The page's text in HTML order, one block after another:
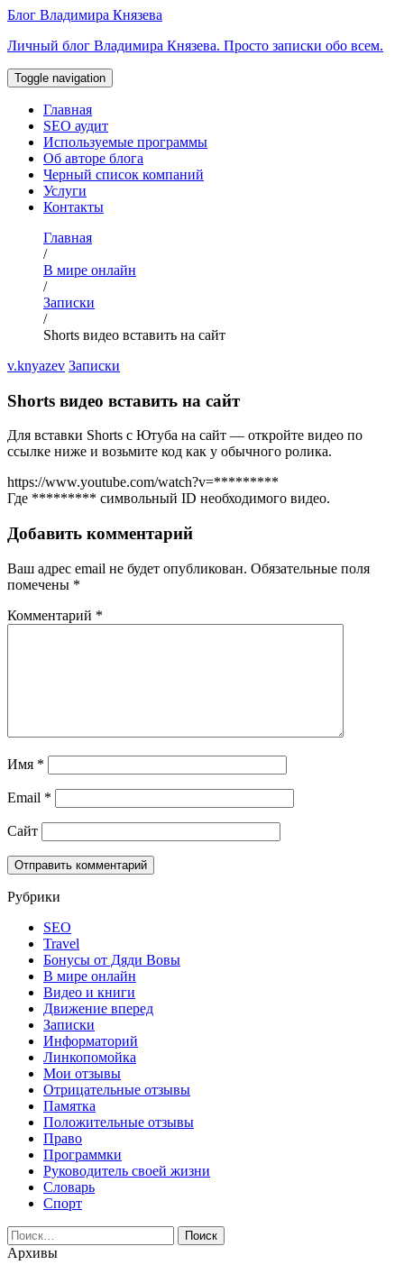
Перейти
содержимому
Блог Владимира Князева
Личный блог Владимира Князева. Просто записки обо всем.
Toggle navigation
Главная
SEO аудит
Используемые программы
Об авторе блога
Черный список компаний
Услуги
Контакты
Главная
/
В мире онлайн
/
Записки
/
Shorts видео вставить на сайт
v.knyazev Записки
Shorts видео вставить на сайт
Для вставки Shorts с Ютуба на сайт — откройте видео по
ссылке ниже и возьмите код как у обычного ролика.
https://www.youtube.com/watch?v=*********
Где ********* символьный ID необходимого видео.
Добавить комментарий
Ваш адрес email не будет опубликован. Обязательные поля
помечены *
Комментарий *
Имя *
Email *
Сайт
Рубрики
SEO
Travel
Бонусы от Дяди Вовы
В мире онлайн
Видео и книги
Движение вперед
Записки
Информаторий
Линкопомойка
Мои отзывы
Отрицательные отзывы
Памятка
Положительные отзывы
Право
Программки
Руководитель своей жизни
Словарь
Спорт
Найти:
Архивы